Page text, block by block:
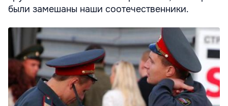
были замешаны наши соотечественники.